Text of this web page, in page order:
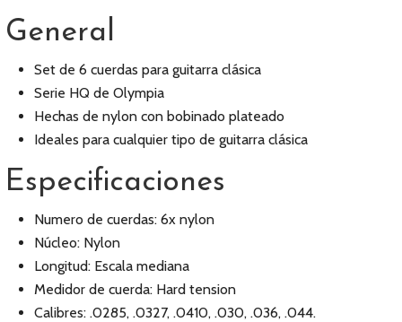
General
Set de 6 cuerdas para guitarra clásica
Serie HQ de Olympia
Hechas de nylon con bobinado plateado
Ideales para cualquier tipo de guitarra clásica
Especificaciones
Numero de cuerdas: 6x nylon
Núcleo: Nylon
Longitud: Escala mediana
Medidor de cuerda: Hard tension
Calibres: .0285, .0327, .0410, .030, .036, .044.